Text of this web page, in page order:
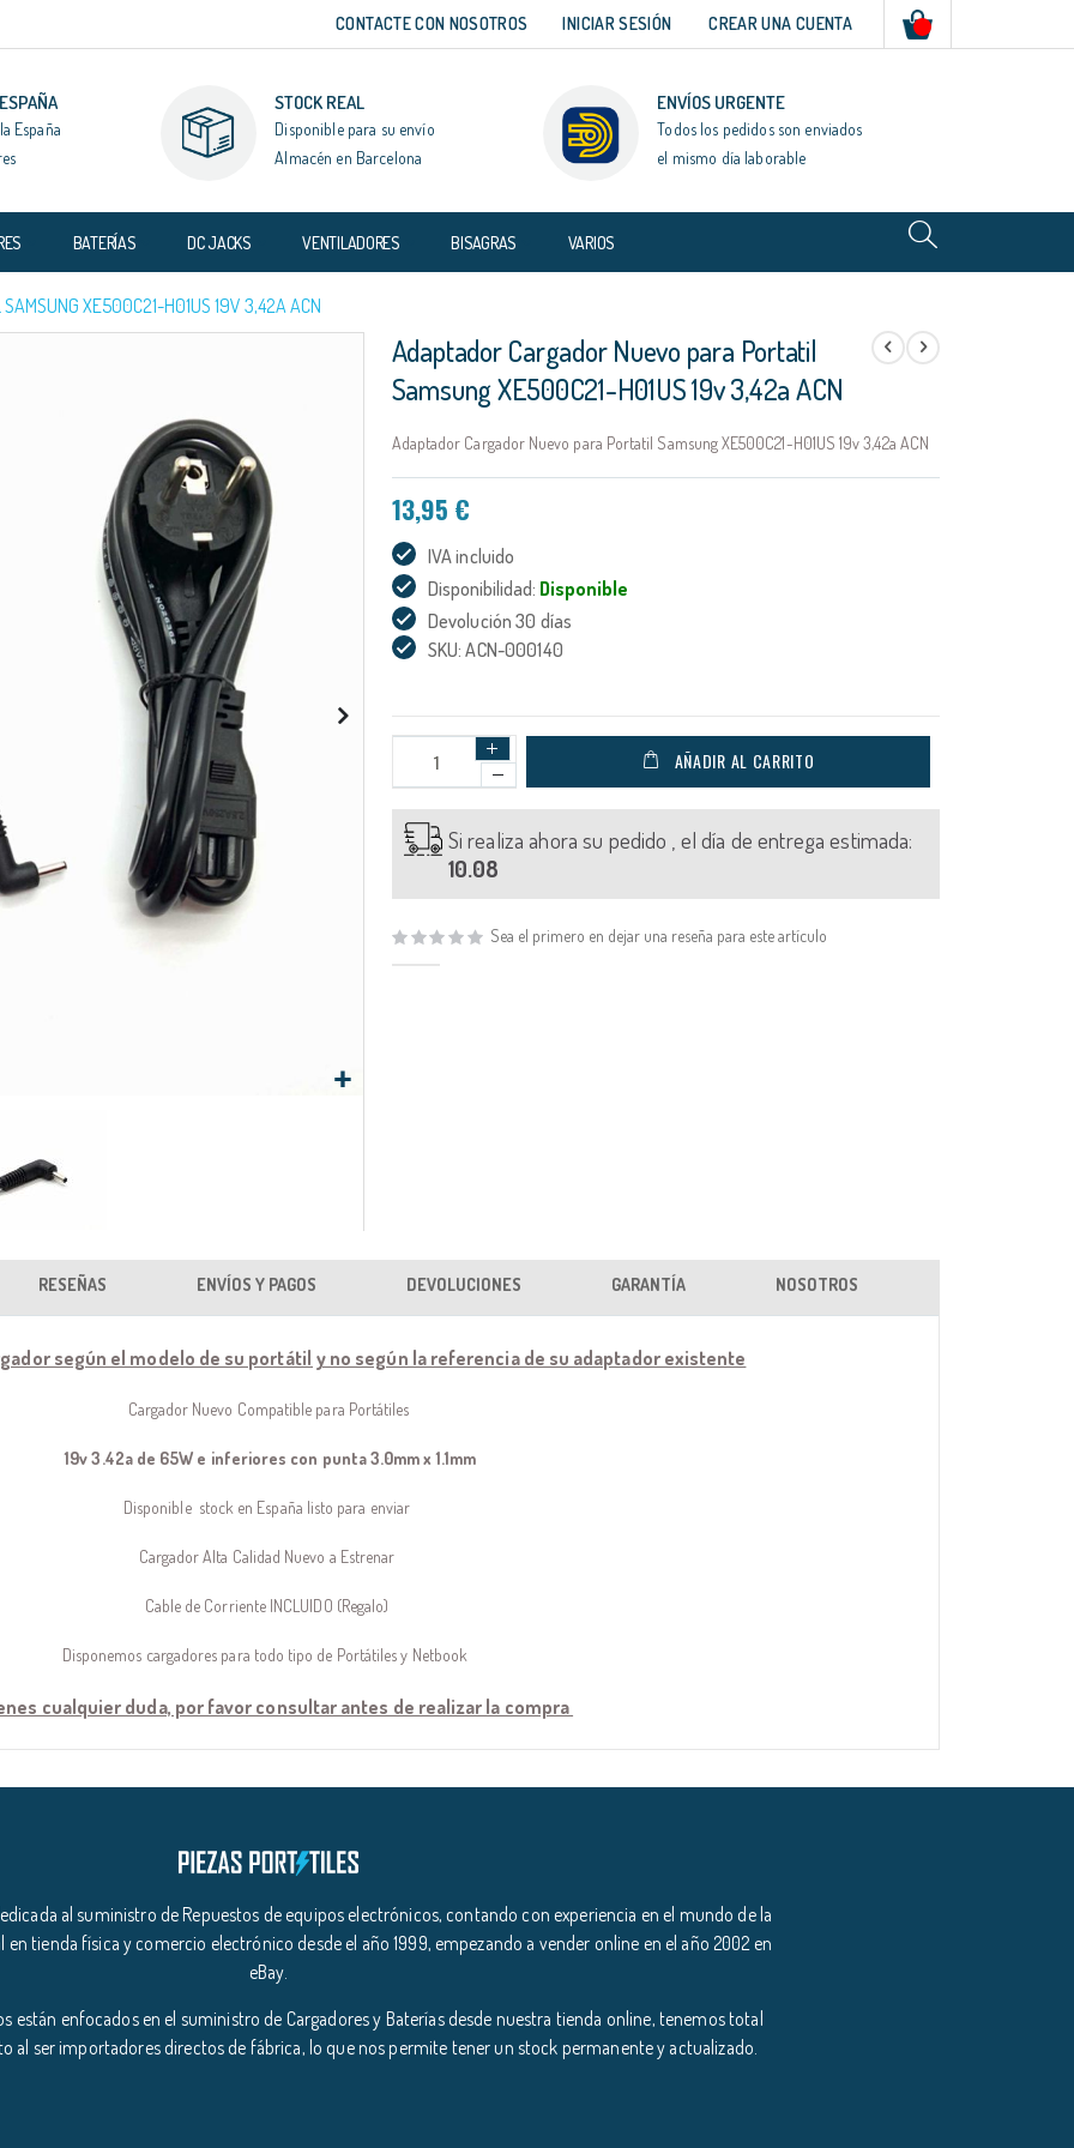
CONTACTE CON NOSOTROS INICIAR SESIÓN CREAR UNA CUENTA
España
STOCK REAL
Disponible para su envío
Almacén en Barcelona
ENVÍOS URGENTE
Todos los pedidos son enviados
el mismo día laborable
BATERÍAS DC JACKS VENTILADORES BISAGRAS VARIOS
SAMSUNG XE500C21-H01US 19V 3,42A ACN
Adaptador Cargador Nuevo para Portatil
Samsung XE500C21-H01US 19v 3,42a ACN
Adaptador Cargador Nuevo para Portatil Samsung XE500C21-H01US 19v 3,42a ACN
13,95 €
IVA incluido
Disponibilidad: Disponible
Devolución 30 días
SKU: ACN-000140
AÑADIR AL CARRITO
Si realiza ahora su pedido , el día de entrega estimada:
10.08
Sea el primero en dejar una reseña para este artículo
según el modelo de su portátil y no según la referencia de su adaptador existente
Cargador Nuevo Compatible para Portátiles
19v 3.42a de 65W e inferiores con punta 3.0mm x 1.1mm
Disponible stock en España listo para enviar
Cargador Alta Calidad Nuevo a Estrenar
Cable de Corriente INCLUIDO (Regalo)
Disponemos cargadores para todo tipo de Portátiles y Netbook
cualquier duda, por favor consultar antes de realizar la compra
RESEÑAS ENVÍOS Y PAGOS DEVOLUCIONES GARANTÍA NOSOTROS
al suministro de Repuestos de equipos electrónicos, contando con experiencia en el mundo de la
tienda física y comercio electrónico desde el año 1999, empezando a vender online en el año 2002 en
eBay.
están enfocados en el suministro de Cargadores y Baterías desde nuestra tienda online, tenemos total
al ser importadores directos de fábrica, lo que nos permite tener un stock permanente y actualizado.